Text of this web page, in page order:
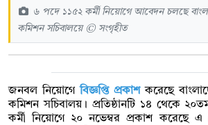
৬ পদে ১১৫২ কর্মী নিয়োগে আবেদন চলছে
কমিশন সচিবালয়ে © সংগৃহীত
জনবল নিয়োগেবিজ্ঞপ্তি প্রকাশকরেছে
কমিশন সচিবালয়। প্রতিষ্ঠানটি ১৪ থেকে
কর্মী নিয়োগে ২০ নভেম্বর প্রকাশ করেছে এ